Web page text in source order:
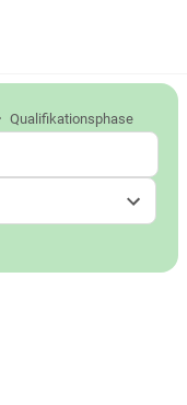
Qualifikationsphase